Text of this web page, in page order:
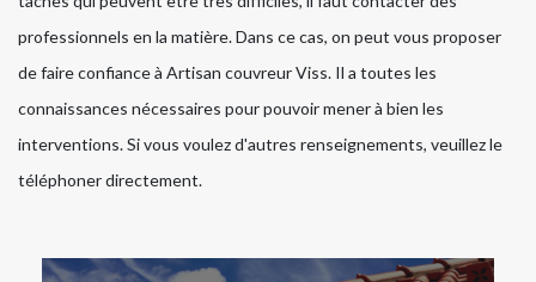
professionnels en la matière. Dans ce cas, on peut vous proposer
de faire confiance à Artisan couvreur Viss. Il a toutes les
connaissances nécessaires pour pouvoir mener à bien les
interventions. Si vous voulez d'autres renseignements, veuillez le
téléphoner directement.